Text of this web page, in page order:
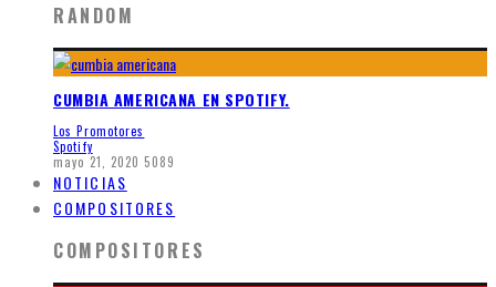
RANDOM
CUMBIA AMERICANA EN SPOTIFY.
Los Promotores
Spotify
mayo 21, 2020 5089
NOTICIAS
COMPOSITORES
COMPOSITORES